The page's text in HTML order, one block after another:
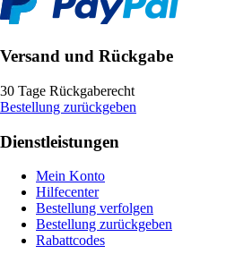
Versand und Rückgabe
30 Tage Rückgaberecht
Bestellung zurückgeben
Dienstleistungen
Mein Konto
Hilfecenter
Bestellung verfolgen
Bestellung zurückgeben
Rabattcodes